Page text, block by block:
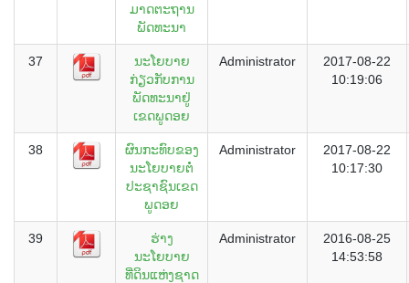
ມາດຕະຖານ
ພັດທະນາ
37
ນະໂຍບາຍ
ກ່ຽວກັບການ
ພັດທະນາຢູ່
ເຂດພູດອຍ
Administrator
2017-08-22
10:19:06
38
ຜົນກະທົບຂອງ
ນະໂຍບາຍຕໍ່
ປະຊາຊົນເຂດ
ພູດອຍ
Administrator
2017-08-22
10:17:30
39
ຮ່າງ
ນະໂຍບາຍ
ທີ່ດິນແຫ່ງຊາດ
Administrator
2016-08-25
14:53:58